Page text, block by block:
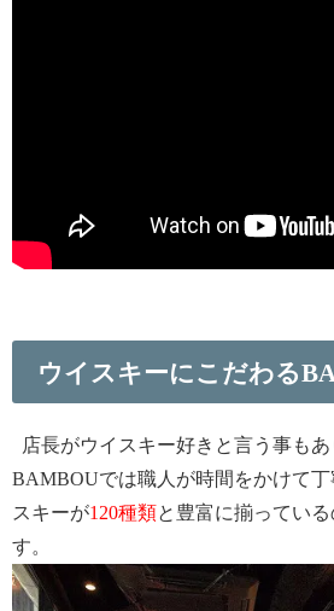
ウイスキーにこだわる
店長がウイスキー好きと言う事も
BAMBOUでは職人が時間をかけて
スキーが120種類と豊富に揃ってい
す。